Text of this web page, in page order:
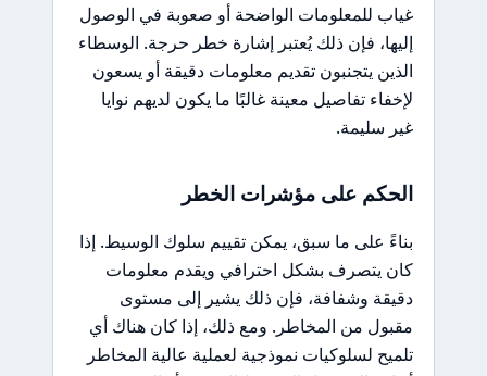
غياب للمعلومات الواضحة أو صعوبة في الوصول
إليها، فإن ذلك يُعتبر إشارة خطر حرجة. الوسطاء
الذين يتجنبون تقديم معلومات دقيقة أو يسعون
لإخفاء تفاصيل معينة غالبًا ما يكون لديهم نوايا
غير سليمة.
الحكم على مؤشرات الخطر
بناءً على ما سبق، يمكن تقييم سلوك الوسيط. إذا
كان يتصرف بشكل احترافي ويقدم معلومات
دقيقة وشفافة، فإن ذلك يشير إلى مستوى
مقبول من المخاطر. ومع ذلك، إذا كان هناك أي
تلميح لسلوكيات نموذجية لعملية عالية المخاطر